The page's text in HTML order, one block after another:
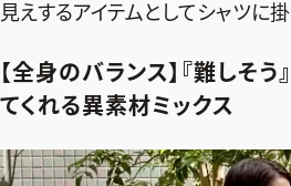
見えするアイテムとしてシャツに
【全身のバランス】『難しそう
てくれる異素材ミックス